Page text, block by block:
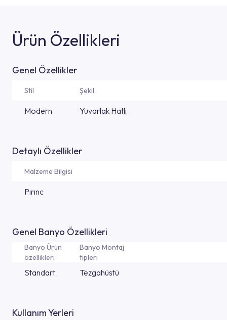
Ürün Özellikleri
Genel Özellikler
Stil Şekil
Modern Yuvarlak Hatlı
Detaylı Özellikler
Malzeme Bilgisi
Pırınc
Genel Banyo Özellikleri
Banyo Ürün
özellikleri
Banyo Montaj
tipleri
Standart Tezgahüstü
Kullanım Yerleri